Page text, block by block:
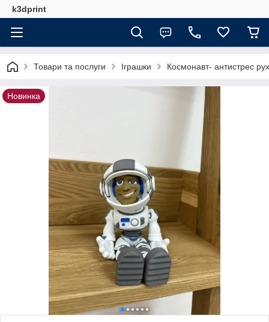
k3dprint
Товари та послуги Іграшки Космонавт- антистрес
Новинка